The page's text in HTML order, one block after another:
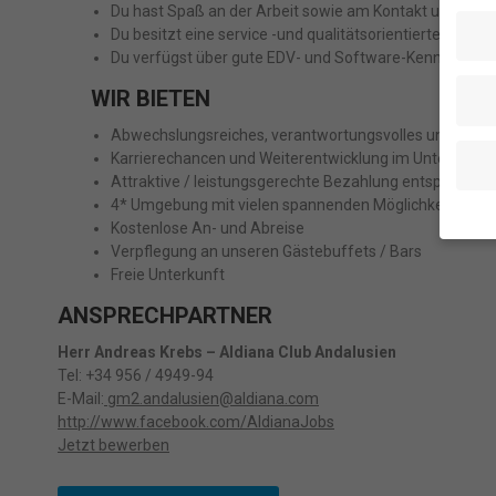
Du hast Spaß an der Arbeit sowie am Kontakt und
Du besitzt eine service -und qualitätsorientierte
Du verfügst über gute EDV- und Software-Kenntnisse
WIR BIETEN
Abwechslungsreiches, verantwortungsvolles und
Karrierechancen und Weiterentwicklung im
Attraktive / leistungsgerechte Bezahlung
4* Umgebung mit vielen spannenden Möglichkeiten
Kostenlose An- und Abreise
Verpflegung an unseren Gästebuffets / Bars
Freie Unterkunft
ANSPRECHPARTNER
Herr Andreas Krebs – Aldiana Club Andalusien
Tel: +34 956 / 4949-94
E-Mail: gm2.andalusien@aldiana.com
http://www.facebook.com/AldianaJobs
Jetzt bewerben